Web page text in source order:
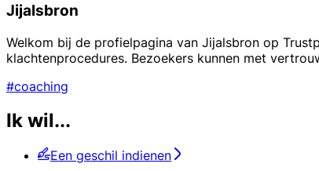
Jijalsbron
Welkom bij de profielpagina van Jijalsbron op
klachtenprocedures. Bezoekers kunnen met
#coaching
Ik wil...
Een geschil indienen